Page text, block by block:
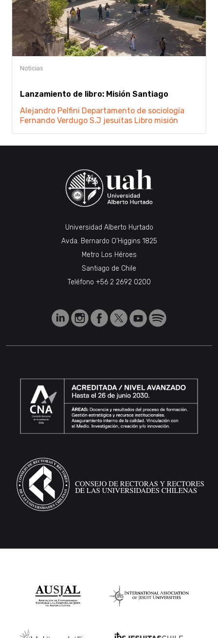
Lanzamiento de libro: Misión Santiago
Alejandro Pelfini Departamento de sociología
Fernando Verdugo S.J jesuitas Libro misión
Universidad Alberto Hurtado
Avda. Bernardo O’Higgins 1825
Metro Los Héroes
Santiago de Chile
Teléfono +56 2 2692 0200